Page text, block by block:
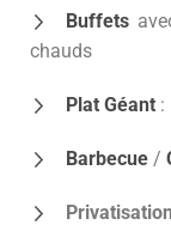
Buffets
chauds
Plat Géant :
Barbecue /